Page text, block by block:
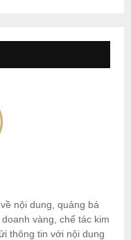
nội dung, quảng bá
vàng, chế tác kim
thông tin với nội dung